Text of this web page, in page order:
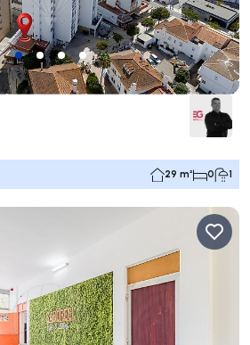
29 m² 0 1